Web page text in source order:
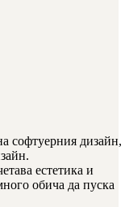
софтуерния дизайн,
естетика и
обича да пуска